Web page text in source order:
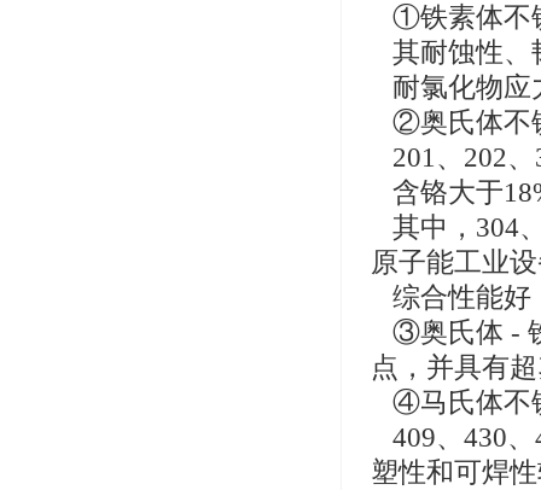
①铁素体不
其耐蚀性、
耐氯化物应
②奥氏体不
201、202
含铬大于
其中，304
原子能工业
综合性能好
③奥氏体 -
点，并具有
④马氏体不
409、430
塑性和可焊